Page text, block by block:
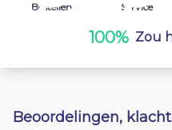
Bestellen Service
100% Zou
Beoordelingen,